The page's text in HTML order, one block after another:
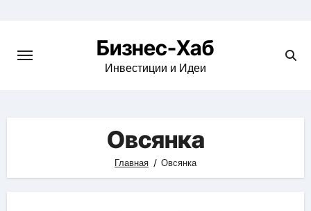
content
Бизнес-Хаб
Инвестиции и Идеи
Овсянка
Главная Овсянка